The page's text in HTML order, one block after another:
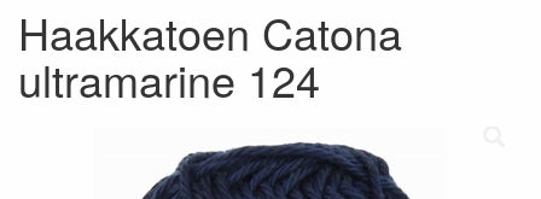
Haakkatoen Catona
ultramarine 124